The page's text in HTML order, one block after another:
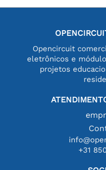
Opencircuit
eletrônicos e
projetos
+31